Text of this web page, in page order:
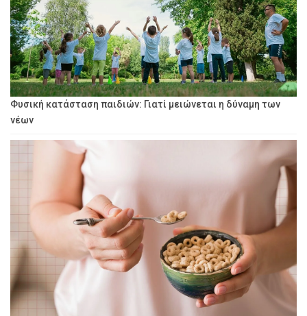
Φυσική κατάσταση παιδιών: Γιατί μειώνεται η δύναμη των
νέων